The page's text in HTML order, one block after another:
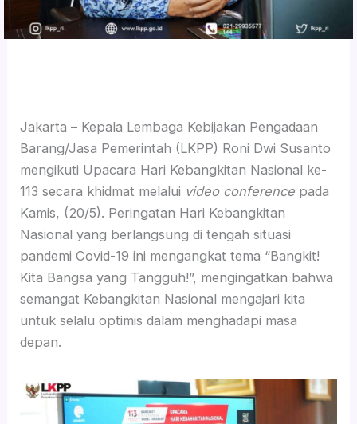
Jakarta – Kepala Lembaga Kebijakan Pengadaan
Barang/Jasa Pemerintah (LKPP) Roni Dwi Susanto
mengikuti Upacara Hari Kebangkitan Nasional ke-
113 secara khidmat melalui video conference pada
Kamis, (20/5). Peringatan Hari Kebangkitan
Nasional yang berlangsung di tengah situasi
pandemi Covid-19 ini mengangkat tema “Bangkit!
Kita Bangsa yang Tangguh!”, mengingatkan bahwa
semangat Kebangkitan Nasional mengajari kita
untuk selalu optimis dalam menghadapi masa
depan.